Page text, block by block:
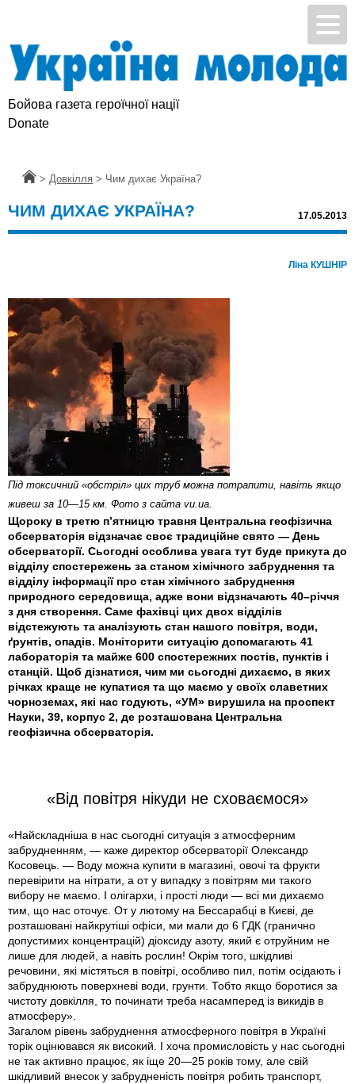
Бойова газета героїчної нації
Головна
> Довкілля > Чим дихає Україна?
ЧИМ ДИХАЄ УКРАЇНА? 17.05.2013
Ліна КУШНІР
Під токсичний «обстріл» цих труб можна потрапити, навіть якщо
живеш за 10—15 км. Фото з сайта vu.ua.
Щороку в третю п’ятницю травня Центральна геофізична
обсерваторія відзначає своє традиційне свято — День
обсерваторії. Сьогодні особлива увага тут буде прикута до
відділу спостережень за станом хімічного забруднення та
відділу інформації про стан хімічного забруднення
природного середовища, адже вони відзначають 40–річчя
з дня створення. Саме фахівці цих двох відділів
відстежують та аналізують стан нашого повітря, води,
ґрунтів, опадів. Моніторити ситуацію допомагають 41
лабораторія та майже 600 спостережних постів, пунктів і
станцій. Щоб дізнатися, чим ми сьогодні дихаємо, в яких
річках краще не купатися та що маємо у своїх славетних
чорноземах, які нас годують, «УМ» вирушила на проспект
Науки, 39, корпус 2, де розташована Центральна
геофізична обсерваторія.
«Від повітря нікуди не сховаємося»
«Найскладніша в нас сьогодні ситуація з атмосферним
забрудненням, — каже директор обсерваторії Олександр
Косовець. — Воду можна купити в магазині, овочі та фрукти
перевірити на нітрати, а от у випадку з повітрям ми такого
вибору не маємо. І олігархи, і прості люди — всі ми дихаємо
тим, що нас оточує. От у лютому на Бессарабці в Києві, де
розташовані найкрутіші офіси, ми мали до 6 ГДК (гранично
допустимих концентрацій) діоксиду азоту, який є отруйним не
лише для людей, а навіть рослин! Окрім того, шкідливі
речовини, які містяться в повітрі, особливо пил, потім осідають і
забруднюють поверхневі води, грунти. Тобто якщо боротися за
чистоту довкілля, то починати треба насамперед із викидів в
атмосферу».
Загалом рівень забруднення атмосферного повітря в Україні
торік оцінювався як високий. І хоча промисловість у нас сьогодні
не так активно працює, як іще 20—25 років тому, але свій
шкідливий внесок у забрудненість повітря робить транспорт,